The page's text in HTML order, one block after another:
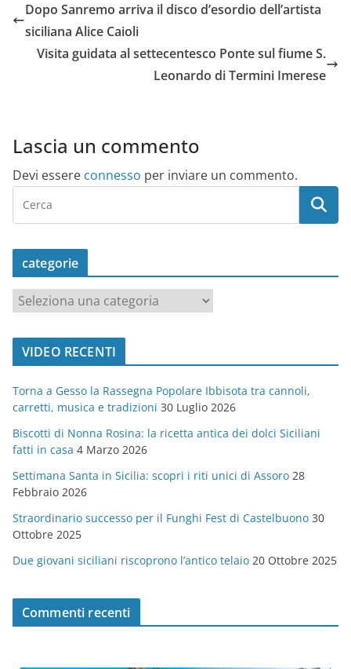
Dopo Sanremo arriva il disco d’esordio dell’artista
siciliana Alice Caioli
Visita guidata al settecentesco Ponte sul fiume S.
Leonardo di Termini Imerese
Lascia un commento
Devi essere connesso per inviare un commento.
categorie
a
t
o
r
i
e
VIDEO RECENTI
Torna a Gesso la Rassegna Popolare Ibbisota tra cannoli,
carretti, musica e tradizioni 30 Luglio 2026
Biscotti di Nonna Rosina: la ricetta antica dei dolci Siciliani
fatti in casa 4 Marzo 2026
Settimana Santa in Sicilia: scopri i riti unici di Assoro 28
Febbraio 2026
Straordinario successo per il Funghi Fest di Castelbuono 30
Ottobre 2025
Due giovani siciliani riscoprono l’antico telaio 20 Ottobre 2025
Commenti recenti